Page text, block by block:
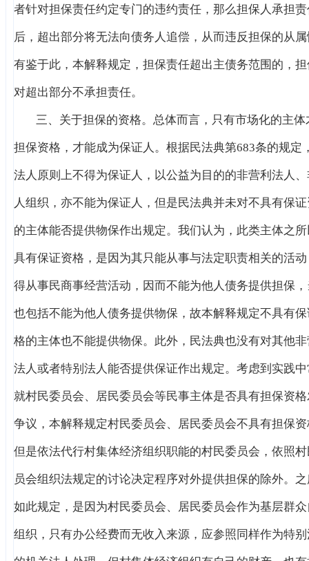
者针对担保责任约定专门的违约责任，那么担保人承担责
后，超出部分将无法向债务人追偿，从而违反担保的从
有鉴于此，本解释规定，担保责任超出主债务范围的，
对超出部分不承担责任。
三、关于担保的资格。总体而言，只有市场化的主体
担保资格，才能成为保证人。根据民法典第683条的规定
法人原则上不得为保证人，以公益为目的的非营利法人
人组织，亦不能为保证人，但是民法典并未对不具有保
的主体能否提供物保作出规定。我们认为，此类主体之
具有保证资格，是因为其只能从事与法定职责相关的活
得从事民商事经营活动，因而不能为他人债务提供担保
也包括不能为他人债务提供物保，故本解释规定不具有
格的主体也不能提供物保。此外，民法典也没有对其他
法人或者特别法人能否提供保证作出规定。考虑到实践
就村民委员会、居民委员会等民事主体是否具有担保资
争议，本解释规定村民委员会、居民委员会不具有担保
但是依法代行村集体经济组织职能的村民委员会，依照
员会组织法规定的讨论决定程序对外提供担保的除外。
如此规定，是因为村民委员会、居民委员会作为基层群
组织，只有办公经费而无收入来源，应参照同样作为特